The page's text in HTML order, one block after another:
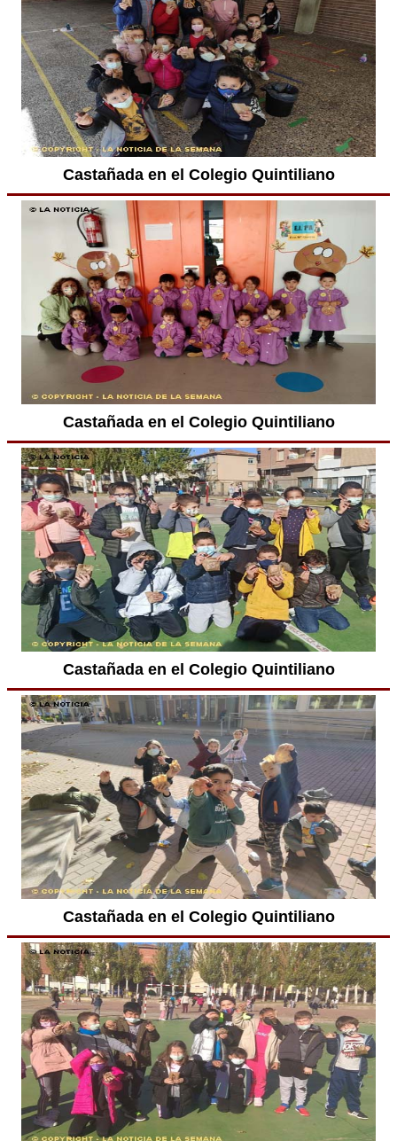
Castañada en el Colegio Quintiliano
Castañada en el Colegio Quintiliano
Castañada en el Colegio Quintiliano
Castañada en el Colegio Quintiliano